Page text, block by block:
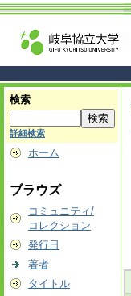
検索
詳細検索
ホーム
ブラウズ
コミュニティ/
コレクション
発行日
著者
タイトル